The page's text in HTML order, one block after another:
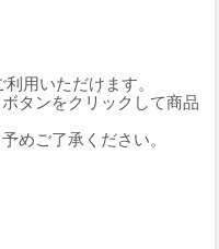
用いただけます。
タンをクリックして商品
めご了承ください。